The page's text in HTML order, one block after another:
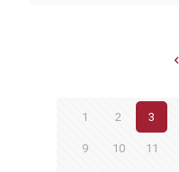
1 2 3
9 10 11